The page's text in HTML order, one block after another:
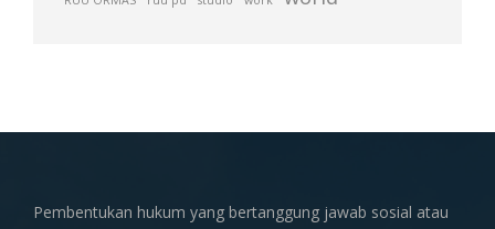
Pembentukan hukum yang bertanggung jawab sosial atau